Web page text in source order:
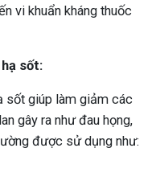
vi khuẩn kháng thuốc
sốt:
sốt giúp làm giảm các
gây ra như đau họng,
được sử dụng như: